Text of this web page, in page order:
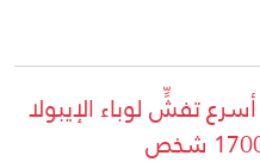
تفشٍّ لوباء الإيبولا